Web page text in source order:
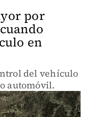
por
en
del vehículo
automóvil.